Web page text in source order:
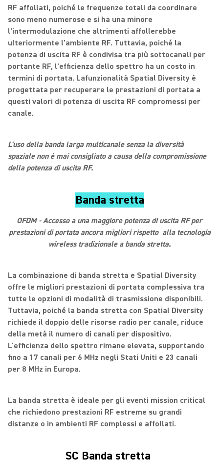
RF affollati, poiché le frequenze totali da coordinare
sono meno numerose e si ha una minore
l'intermodulazione che altrimenti affollerebbe
ulteriormente l'ambiente RF. Tuttavia, poiché la
potenza di uscita RF è condivisa tra più sottocanali per
portante RF, l'efficienza dello spettro ha un costo in
termini di portata. Lafunzionalità Spatial Diversity è
progettata per recuperare le prestazioni di portata a
questi valori di potenza di uscita RF compromessi per
canale.
L'uso della banda larga multicanale senza la diversità
spaziale non è mai consigliato a causa della compromissione
della potenza di uscita RF.
Banda stretta
OFDM - Accesso a una maggiore potenza di uscita RF per
prestazioni di portata ancora migliori rispetto alla tecnologia
wireless tradizionale a banda stretta.
La combinazione di banda stretta e Spatial Diversity
offre le migliori prestazioni di portata complessiva tra
tutte le opzioni di modalità di trasmissione disponibili.
Tuttavia, poiché la banda stretta con Spatial Diversity
richiede il doppio delle risorse radio per canale, riduce
della metà il numero di canali per dispositivo.
L'efficienza dello spettro rimane elevata, supportando
fino a 17 canali per 6 MHz negli Stati Uniti e 23 canali
per 8 MHz in Europa.
La banda stretta è ideale per gli eventi mission critical
che richiedono prestazioni RF estreme su grandi
distanze o in ambienti RF complessi e affollati.
SC Banda stretta